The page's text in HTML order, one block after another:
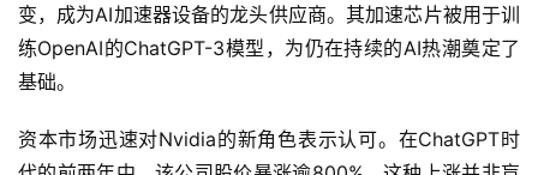
变，成为AI加速器设备的龙头供应商。其加速芯片被用于训
练OpenAI的ChatGPT-3模型，为仍在持续的AI热潮奠定了
基础。
资本市场迅速对Nvidia的新角色表示认可。在ChatGPT时